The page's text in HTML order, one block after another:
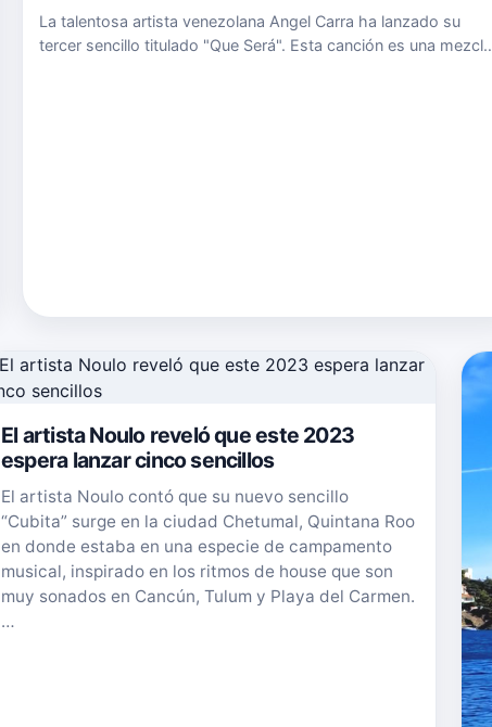
La talentosa artista venezolana Angel Carra ha lanzado su
tercer sencillo titulado "Que Será". Esta canción es una mezcla
El artista Noulo reveló que este 2023
espera lanzar cinco sencillos
El artista Noulo contó que su nuevo sencillo
“Cubita” surge en la ciudad Chetumal, Quintana Roo
en donde estaba en una especie de campamento
musical, inspirado en los ritmos de house que son
muy sonados en Cancún, Tulum y Playa del Carmen.
…